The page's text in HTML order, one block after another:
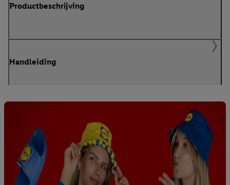
Productbeschrijving
Handleiding